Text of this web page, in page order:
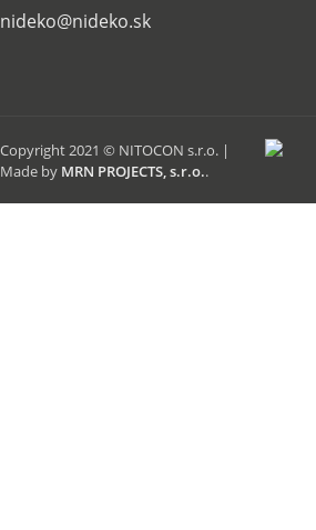
nideko@nideko.sk
Copyright 2021 © NITOCON s.r.o. |
Made by MRN PROJECTS, s.r.o..